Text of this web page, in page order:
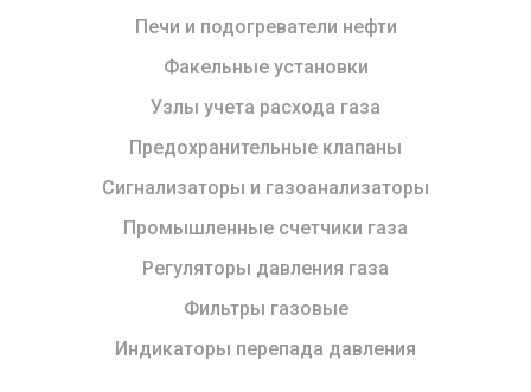
Печи и подогреватели нефти
Факельные установки
Узлы учета расхода газа
Предохранительные клапаны
Сигнализаторы и газоанализаторы
Промышленные счетчики газа
Регуляторы давления газа
Фильтры газовые
Индикаторы перепада давления